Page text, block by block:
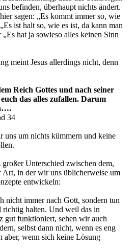
befinden, überhaupt nichts ändert.
sagen: „Es kommt immer so, wie
ist halt so, wie es ist, da kann man
„Es hat ja sowieso alles keinen Sinn
meint Jesus allerdings nicht, denn
Reich Gottes und nach seiner
das alles zufallen. Darum
34
uns um nichts kümmern und keine
großer Unterschied zwischen dem,
Art, in der wir uns üblicherweise um
entwickeln:
nicht immer nach Gott, sondern tun
halten. Und weil das in
gut funktioniert, sehen wir auch
selbst dann nicht, wenn es eng
aber, wenn sich keine Lösung